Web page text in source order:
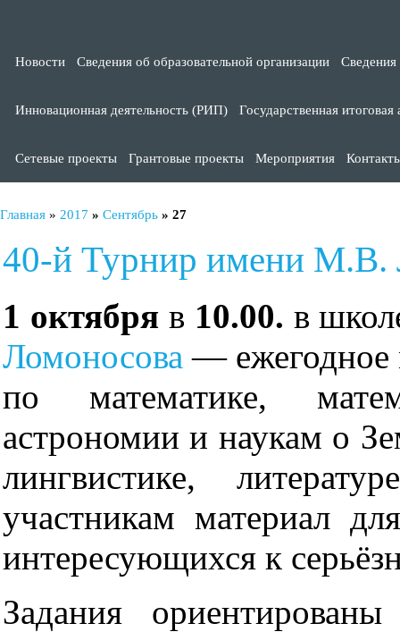
Новости Сведения об образовательной организации Сведения
Инновационная деятельность (РИП) Государственная итоговая
Сетевые проекты Грантовые проекты Мероприятия
Главная » 2017 » Сентябрь » 27
40-й Турнир имени М.В.
1 октября в 10.00. в
Ломоносова — ежегодное
по математике,
астрономии и наукам о
лингвистике,
участникам материал
интересующихся к
Задания